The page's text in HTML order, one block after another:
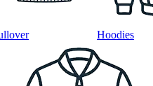
Hoodies